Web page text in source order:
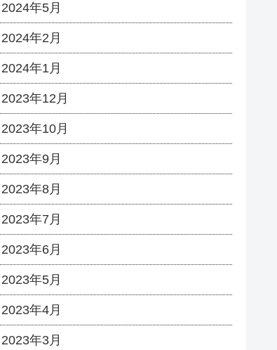
2024年5月
2024年2月
2024年1月
2023年12月
2023年10月
2023年9月
2023年8月
2023年7月
2023年6月
2023年5月
2023年4月
2023年3月